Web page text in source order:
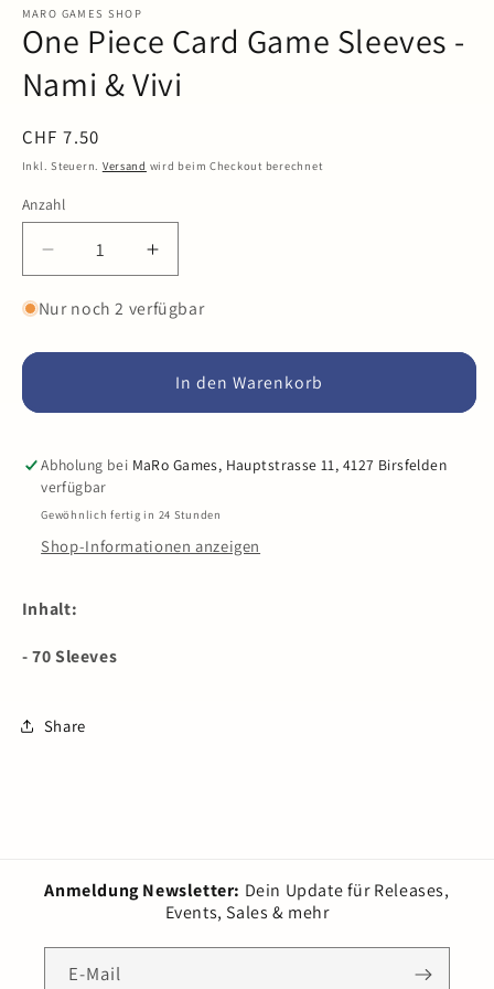
in
Modal
öffnen
MARO GAMES SHOP
One Piece Card Game Sleeves -
Nami & Vivi
Normaler
Preis
CHF 7.50
Inkl. Steuern. Versand wird beim Checkout berechnet
Anzahl
Anzahl
Verringere
die
Menge
One
-
Nami
&amp;
Vivi
Erhöhe
die
Menge
One
Piece
-
&amp;
Vivi
Nur noch 2 verfügbar
In den Warenkorb
Abholung bei MaRo Games, Hauptstrasse 11, 4127 Birsfelden
verfügbar
Gewöhnlich fertig in 24 Stunden
Shop-Informationen anzeigen
Inhalt:
- 70 Sleeves
Share
Anmeldung Newsletter: Dein Update für Releases,
Events, Sales & mehr
E-Mail